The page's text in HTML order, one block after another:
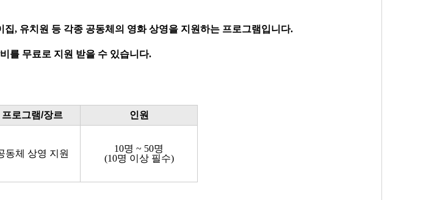
, 유치원 등 각종 공동체의 영화 상영을 지원하는 프로그램입니다.
를 무료로 지원 받을 수 있습니다.
프로그램/장르 인원
동체 상영 지원
10명 ~ 50명
(10명 이상 필수)